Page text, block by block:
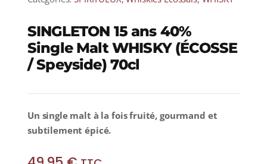
SINGLETON 15 ans 40%
Single Malt WHISKY (ÉCOSSE
/ Speyside) 70cl
Un single malt à la fois fruité, gourmand et
subtilement épicé.